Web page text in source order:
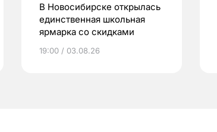
В Новосибирске открылась
единственная школьная
ярмарка со скидками
19:00 / 03.08.26